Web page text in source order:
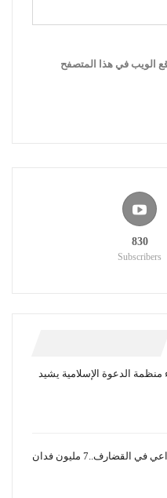
الويب في هذا المتصفح
830
Subscribers
الدعوة الإسلامية يشيد
نجاح الموسم الزراعي في القضارف..7 مليون فدان